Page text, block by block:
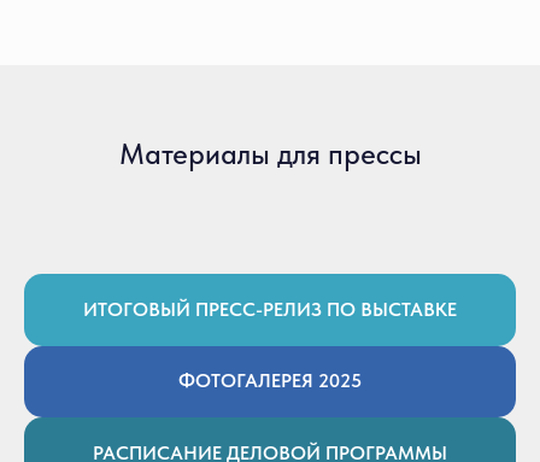
Материалы для прессы
ИТОГОВЫЙ ПРЕСС-РЕЛИЗ ПО ВЫСТАВКЕ
ФОТОГАЛЕРЕЯ 2025
РАСПИСАНИЕ ДЕЛОВОЙ ПРОГРАММЫ